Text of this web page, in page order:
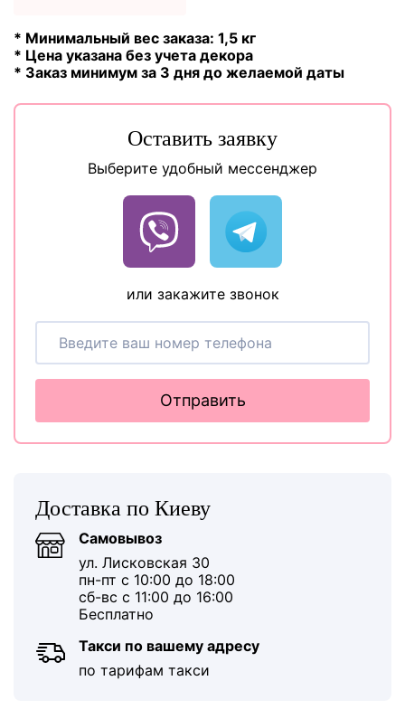
* Минимальный вес заказа: 1,5 кг
* Цена указана без учета декора
* Заказ минимум за 3 дня до желаемой даты
Оставить заявку
Выберите удобный мессенджер
или закажите звонок
Отправить
Доставка по Киеву
Самовывоз
ул. Лисковская 30
пн-пт с 10:00 до 18:00
сб-вс с 11:00 до 16:00
Бесплатно
Такси по вашему адресу
по тарифам такси